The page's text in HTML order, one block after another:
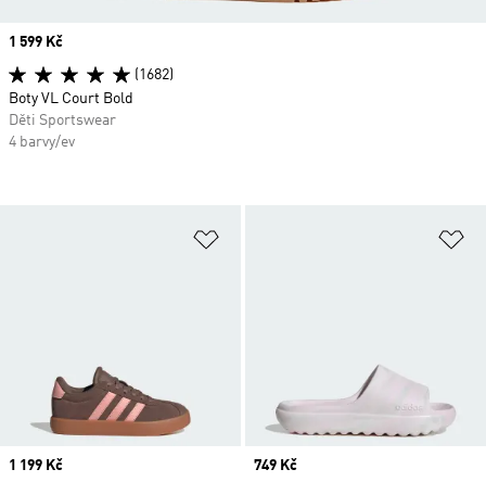
Price
1 199 Kč
Price
749 Kč
Price
1 599 Kč
(1682)
Boty VL Court Bold
Děti Sportswear
4 barvy/ev